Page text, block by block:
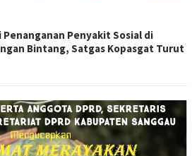
Penanganan Penyakit Sosial di
Bintang, Satgas Kopasgat Turut